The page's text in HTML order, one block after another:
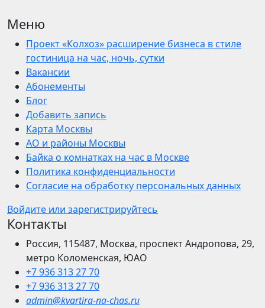
Меню
Проект «Колхоз» расширение бизнеса в стиле
гостиница на час, ночь, сутки
Вакансии
Абонементы
Блог
Добавить запись
Карта Москвы
АО и районы Москвы
Байка о комнатках на час в Москве
Политика конфиденциальности
Согласие на обработку персональных данных
Войдите или зарегистрируйтесь
Контакты
Россия, 115487, Москва, проспект Андропова, 29,
метро Коломенская, ЮАО
+7 936 313 27 70
+7 936 313 27 70
admin@kvartira-na-chas.ru